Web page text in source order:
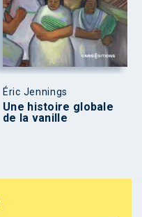
Éric Jennings
Une histoire globale
de la vanille